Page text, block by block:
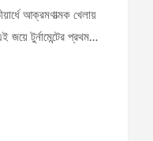
আক্রমণাত্মক খেলায়
টুর্নামেন্টের প্রথম…